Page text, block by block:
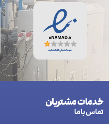
خدمات مشتریان
تماس با ما